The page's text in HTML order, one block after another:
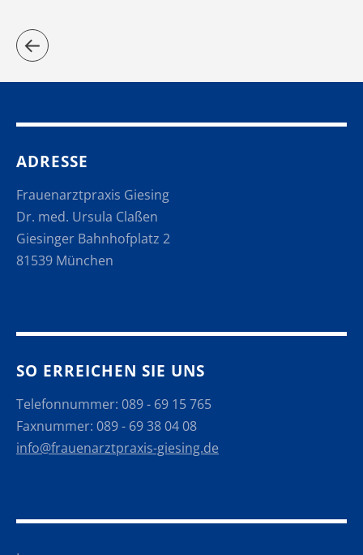
ADRESSE
Frauenarztpraxis Giesing
Dr. med. Ursula Claßen
Giesinger Bahnhofplatz 2
81539 München
SO ERREICHEN SIE UNS
Telefonnummer: 089 - 69 15 765
Faxnummer: 089 - 69 38 04 08
info@frauenarztpraxis-giesing.de